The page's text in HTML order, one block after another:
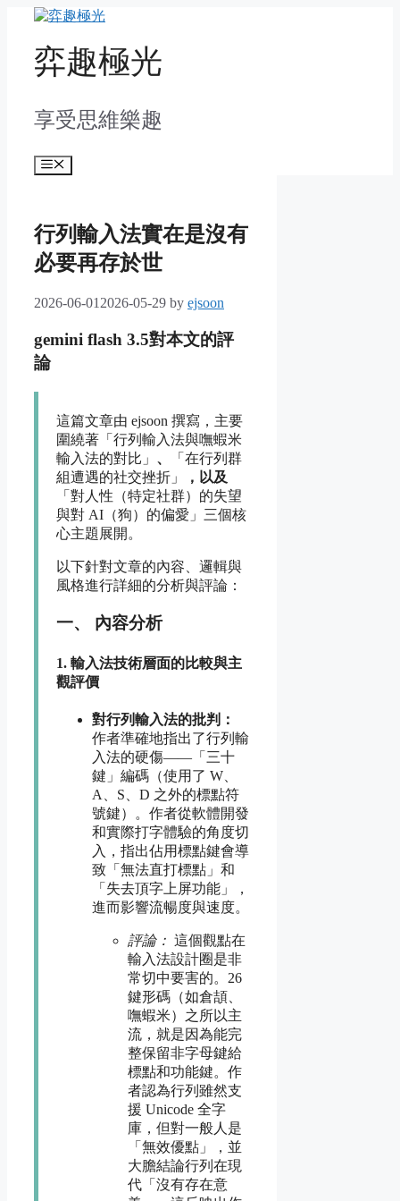
content弈趣極光
享受思維樂趣
Menu
行列輸入法實在是沒有
必要再存於世
2026-06-01 2026-05-29 by ejsoon
gemini flash 3.5對本文的評
論
這篇文章由 ejsoon 撰寫，主要
圍繞著「行列輸入法與嘸蝦米
輸入法的對比」 、
「在行列群
組遭遇的社交挫折」
，以及
「對人性（特定社群）的失望
與對 AI（狗）的偏愛」三個核
心主題展開。
以下針對文章的內容、邏輯與
風格進行詳細的分析與評論：
一、 內容分析
1. 輸入法技術層面的比較與主
觀評價
對行列輸入法的批判：
作者準確地指出了行列輸
入法的硬傷——「三十
鍵」編碼（使用了 W、
A、S、D 之外的標點符
號鍵）。作者從軟體開發
和實際打字體驗的角度切
入，指出佔用標點鍵會導
致「無法直打標點」和
「失去頂字上屏功能」，
進而影響流暢度與速度。
評論： 這個觀點在
輸入法設計圈是非
常切中要害的。26
鍵形碼（如倉頡、
嘸蝦米）之所以主
流，就是因為能完
整保留非字母鍵給
標點和功能鍵。作
者認為行列雖然支
援 Unicode 全字
庫，但對一般人是
「無效優點」，並
大膽結論行列在現
代「沒有存在意